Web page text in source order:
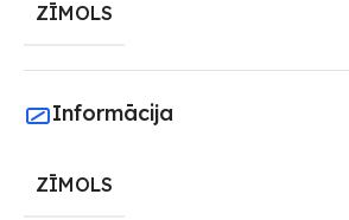
ZĪMOLS
Informācija
ZĪMOLS